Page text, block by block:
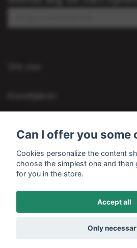
Social Media
© 2026
Can I offer you some
Cookies personalize the content
choose the simplest one and then
for you in the store.
Accept all
Only